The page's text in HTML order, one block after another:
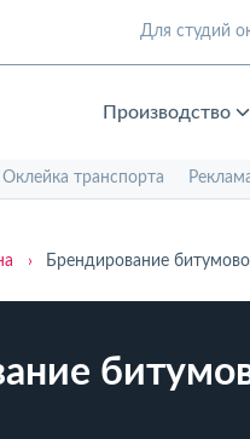
Для студий
Производство
Оклейка транспорта
› Брендирование